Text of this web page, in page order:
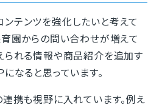
テンツを強化したいと考えて
育園からの問い合わせが増えて
られる情報や商品紹介を追加す
なると思っています。
連携も視野に入れています。例え